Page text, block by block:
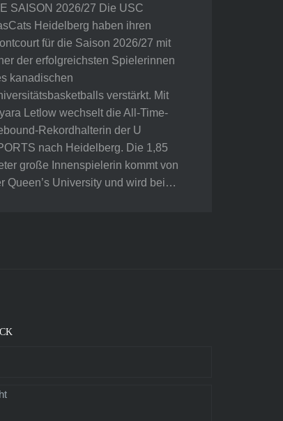
SAISON 2026/27 Die USC
Heidelberg haben ihren
für die Saison 2026/27 mit
der erfolgreichsten Spielerinnen
kanadischen
verstärkt. Mit
Letlow wechselt die All-Time-
Rekordhalterin der U
nach Heidelberg. Die 1,85
große Innenspielerin kommt von
Queen’s University und wird bei…